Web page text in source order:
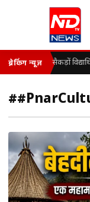
ब्रेकिंग न्यूज़ सैकड़ों